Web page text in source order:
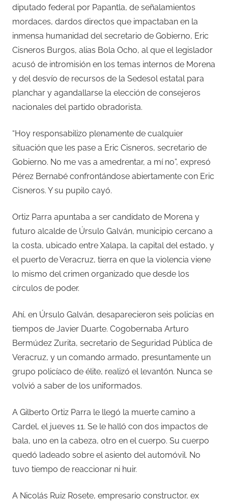
diputado federal por Papantla, de señalamientos
mordaces, dardos directos que impactaban en la
inmensa humanidad del secretario de Gobierno, Eric
Cisneros Burgos, alias Bola Ocho, al que el legislador
acusó de intromisión en los temas internos de Morena
y del desvío de recursos de la Sedesol estatal para
planchar y agandallarse la elección de consejeros
nacionales del partido obradorista.
“Hoy responsabilizo plenamente de cualquier
situación que les pase a Eric Cisneros, secretario de
Gobierno. No me vas a amedrentar, a mí no”, expresó
Pérez Bernabé confrontándose abiertamente con Eric
Cisneros. Y su pupilo cayó.
Ortiz Parra apuntaba a ser candidato de Morena y
futuro alcalde de Úrsulo Galván, municipio cercano a
la costa, ubicado entre Xalapa, la capital del estado, y
el puerto de Veracruz, tierra en que la violencia viene
lo mismo del crimen organizado que desde los
círculos de poder.
Ahí, en Úrsulo Galván, desaparecieron seis policías en
tiempos de Javier Duarte. Cogobernaba Arturo
Bermúdez Zurita, secretario de Seguridad Pública de
Veracruz, y un comando armado, presuntamente un
grupo policíaco de élite, realizó el levantón. Nunca se
volvió a saber de los uniformados.
A Gilberto Ortiz Parra le llegó la muerte camino a
Cardel, el jueves 11. Se le halló con dos impactos de
bala, uno en la cabeza, otro en el cuerpo. Su cuerpo
quedó ladeado sobre el asiento del automóvil. No
tuvo tiempo de reaccionar ni huir.
A Nicolás Ruiz Rosete, empresario constructor, ex